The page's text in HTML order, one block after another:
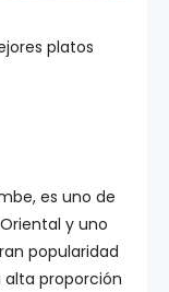
platos
es uno de
Oriental y uno
popularidad
proporción